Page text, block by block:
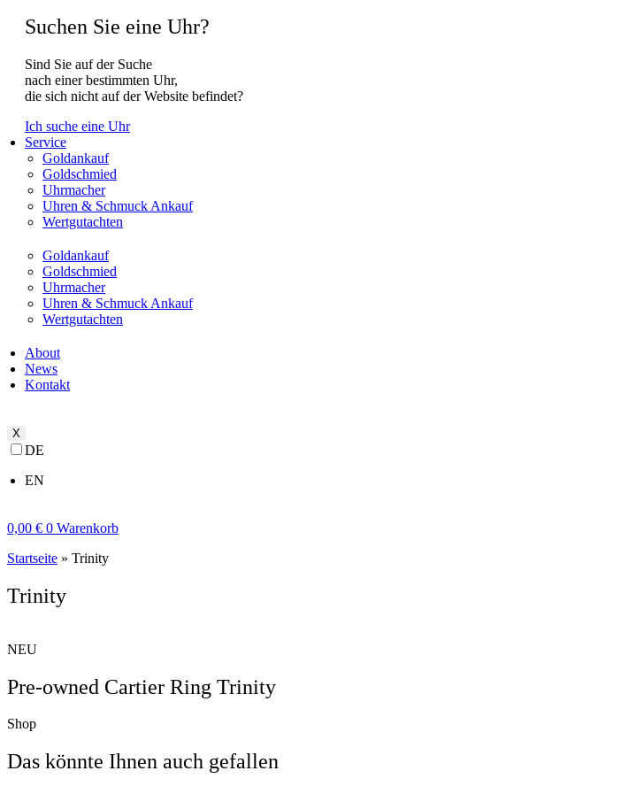
Suchen Sie eine Uhr?
Sind Sie auf der Suche
nach einer bestimmten Uhr,
die sich nicht auf der Website befindet?
Ich suche eine Uhr
Service
Goldankauf
Goldschmied
Uhrmacher
Uhren & Schmuck Ankauf
Wertgutachten
Goldankauf
Goldschmied
Uhrmacher
Uhren & Schmuck Ankauf
Wertgutachten
About
News
Kontakt
X
DE
EN
0,00 € 0 Warenkorb
Startseite » Trinity
Trinity
NEU
Pre-owned Cartier Ring Trinity
Shop
Das könnte Ihnen auch gefallen